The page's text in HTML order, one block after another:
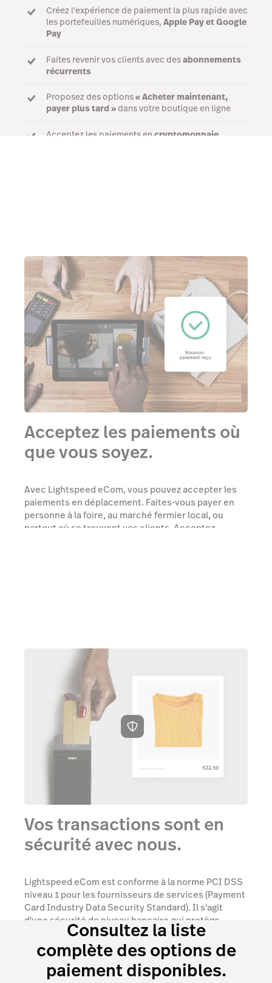
Créez l'expérience de paiement la plus rapide avec
les portefeuilles numériques, Apple Pay et Google
Pay
Faites revenir vos clients avec desabonnements
récurrents
Proposez des options« Acheter maintenant,
payer plus tard »dans votre boutique en ligne
Acceptez les paiements encryptomonnaie
Acceptez les paiements où
que vous soyez.
Avec Lightspeed eCom, vous pouvez accepter les
paiements en déplacement. Faites-vous payer en
personne à la foire, au marché fermier local, ou
partout où se trouvent vos clients. Acceptez
Vos transactions sont en
sécurité avec nous.
Lightspeed eCom est conforme à la norme PCI DSS
niveau 1 pour les fournisseurs de services (Payment
Card Industry Data Security Standard). Il s'agit
d'une sécurité de niveau bancaire qui protège
chaque transaction effectuée dans votre boutique.
Parler à un expert
Consultez la liste
complète des options de
paiement disponibles.